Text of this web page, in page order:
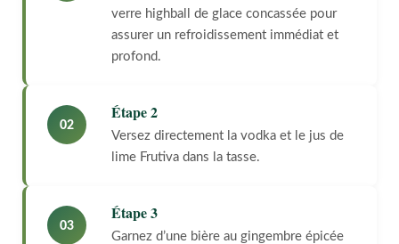
verre highball de glace concassée pour
assurer un refroidissement immédiat et
profond.
02
Étape 2
Versez directement la vodka et le jus de
lime Frutiva dans la tasse.
03
Étape 3
Garnez d’une bière au gingembre épicée